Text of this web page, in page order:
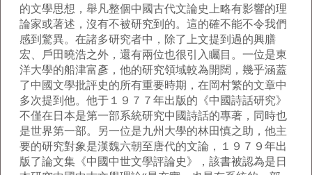
的文學思想，舉凡整個中國古代文論史上略有影響的理
論家或著述，沒有不被研究到的。這的確不能不令我們
感到驚異。在諸多研究者中，除了上文提到過的興膳
宏、戶田曉浩之外，還有兩位也很引入矚目。一位是東
洋大學的船津富彥，他的研究領域較為開闊，幾乎涵蓋
了中國文學批評史的所有重要時期，在岡村繁的文章中
多次提到他。他于１９７７年出版的《中國詩話研究》
不僅在日本是第一部系統研究中國詩話的專著，同時也
是世界第一部。另一位是九州大學的林田慎之助，他主
要的研究對象是漢魏六朝至唐代的文論，１９７９年出
版了論文集《中國中世文學評論史》，該書被認為是日